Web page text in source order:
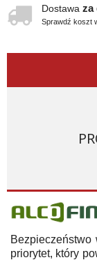
Dostawa za
Sprawdź koszt
priorytet, który